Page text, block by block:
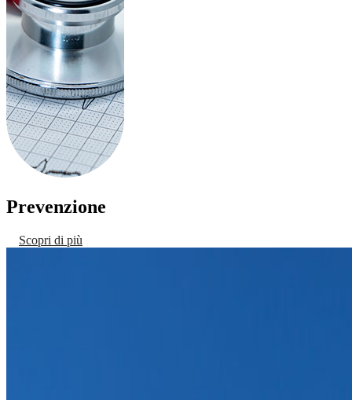
Prevenzione
Scopri di più